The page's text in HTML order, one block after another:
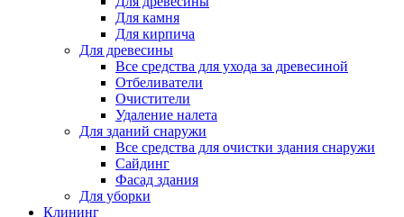
Для камня
Для кирпича
Для древесины
Все средства для ухода за древесиной
Отбеливатели
Очистители
Удаление налета
Для зданий снаружи
Все средства для очистки здания снаружи
Сайдинг
Фасад здания
Для уборки
Клининг